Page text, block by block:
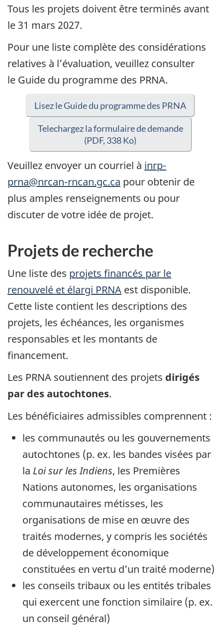
Tous les projets doivent être terminés avant
le 31 mars 2027.
Pour une liste complète des considérations
relatives à l’évaluation, veuillez consulter
le Guide du programme des PRNA.
Lisez le Guide du programme des PRNA
Telechargez la formulaire de demande
(PDF, 338 Ko)
Veuillez envoyer un courriel à inrp-
prna@nrcan-rncan.gc.ca pour obtenir de
plus amples renseignements ou pour
discuter de votre idée de projet.
Projets de recherche
Une liste des projets financés par le
renouvelé et élargi PRNA est disponible.
Cette liste contient les descriptions des
projets, les échéances, les organismes
responsables et les montants de
financement.
Les PRNA soutiennent des projets dirigés
par des autochtones.
Les bénéficiaires admissibles comprennent :
les communautés ou les gouvernements
autochtones (p. ex. les bandes visées par
la Loi sur les Indiens, les Premières
Nations autonomes, les organisations
communautaires métisses, les
organisations de mise en œuvre des
traités modernes, y compris les sociétés
de développement économique
constituées en vertu d’un traité moderne)
les conseils tribaux ou les entités tribales
qui exercent une fonction similaire (p. ex.
un conseil général)